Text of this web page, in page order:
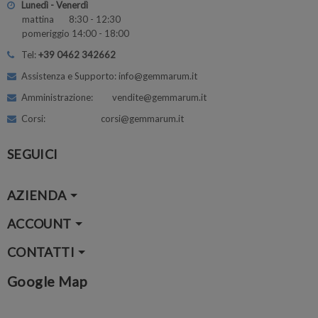
Lunedì - Venerdì
mattina 8:30 - 12:30
pomeriggio 14:00 - 18:00
Tel:+39 0462 342662
Assistenza e Supporto: info@gemmarum.it
Amministrazione: vendite@gemmarum.it
Corsi: corsi@gemmarum.it
SEGUICI
AZIENDA
ACCOUNT
CONTATTI
Google Map